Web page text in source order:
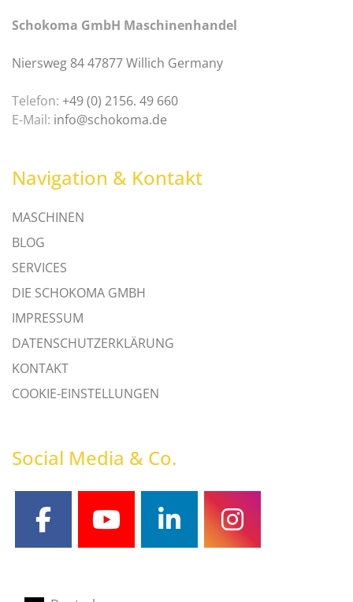
Schokoma GmbH Maschinenhandel
Niersweg 84 47877 Willich Germany
Telefon: +49 (0) 2156. 49 660
E-Mail: info@schokoma.de
Navigation & Kontakt
MASCHINEN
BLOG
SERVICES
DIE SCHOKOMA GMBH
IMPRESSUM
DATENSCHUTZERKLÄRUNG
KONTAKT
COOKIE-EINSTELLUNGEN
Social Media & Co.
facebookyoutubelinkedininstagram